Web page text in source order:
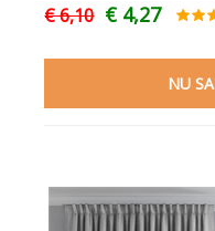
€ 6,10 € 4,27